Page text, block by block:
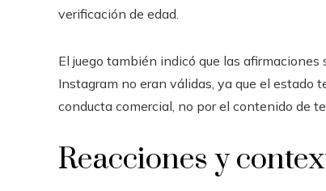
verificación de edad.
El juego también indicó que las
Instagram no eran válidas, ya que el estado
conducta comercial, no por el contenido de
Reacciones y